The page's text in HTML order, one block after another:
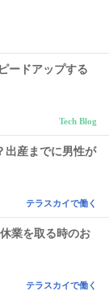
ードアップする
Tech Blog
出産までに男性が
テラスカイで働く
業を取る時のお
テラスカイで働く